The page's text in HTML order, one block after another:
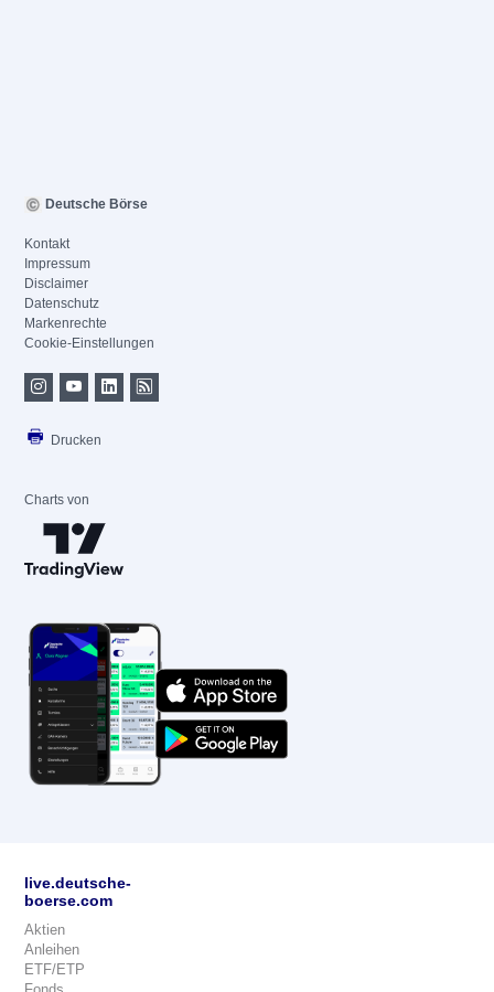
Deutsche Börse
Kontakt
Impressum
Disclaimer
Datenschutz
Markenrechte
Cookie-Einstellungen
Drucken
Charts von
live.deutsche-
boerse.com
Aktien
Anleihen
ETF/ETP